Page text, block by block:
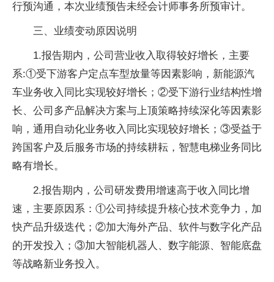
行预沟通，本次业绩预告未经会计师事务所预审计。
三、业绩变动原因说明
1.报告期内，公司营业收入取得较好增长，主要
系:①受下游客户定点车型放量等因素影响，新能源汽
车业务收入同比实现较好增长；②受下游行业结构性增
长、公司多产品解决方案与上顶策略持续深化等因素影
响，通用自动化业务收入同比实现较好增长；③受益于
跨国客户及后服务市场的持续耕耘，智慧电梯业务同比
略有增长。
2.报告期内，公司研发费用增速高于收入同比增
速，主要原因系：①公司持续提升核心技术竞争力，加
快产品升级迭代；②加大海外产品、软件与数字化产品
的开发投入；③加大智能机器人、数字能源、智能底盘
等战略新业务投入。